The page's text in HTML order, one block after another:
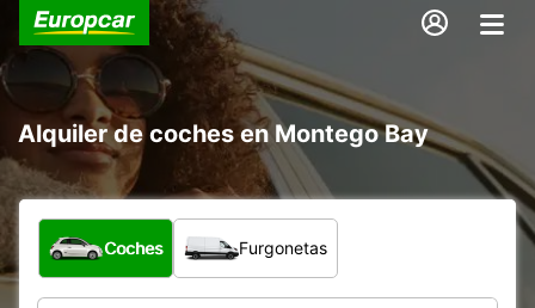
Alquiler de coches en Montego Bay
¿Qué tipo de vehículo?
Coches Furgonetas